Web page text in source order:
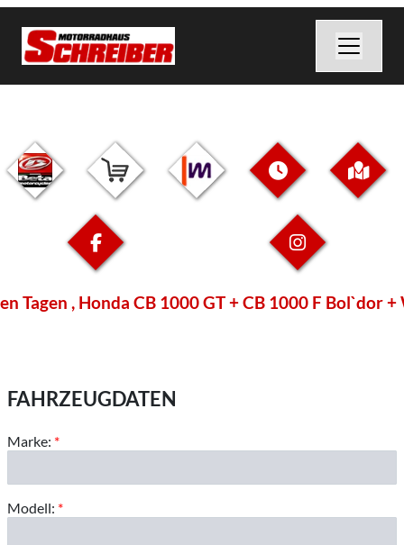
, Honda CB 1000 GT + CB 1000 F Bol`dor +
FAHRZEUGDATEN
Marke: *
Modell: *